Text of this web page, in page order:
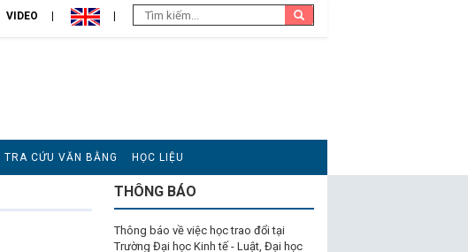
VIDEO
TRA CỨU VĂN BẰNG HỌC LIỆU
THÔNG BÁO
Thông báo về việc học trao đổi tại
Trường Đại học Kinh tế - Luật, Đại học